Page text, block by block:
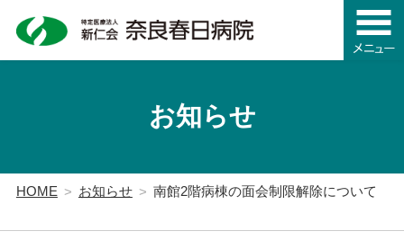
お知らせ
HOME お知らせ 南館2階病棟の面会制限解除について